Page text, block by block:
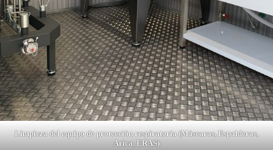
Limpieza del equipo de protección respiratoria (Máscaras, Espalderas,
Arica, ERAS)